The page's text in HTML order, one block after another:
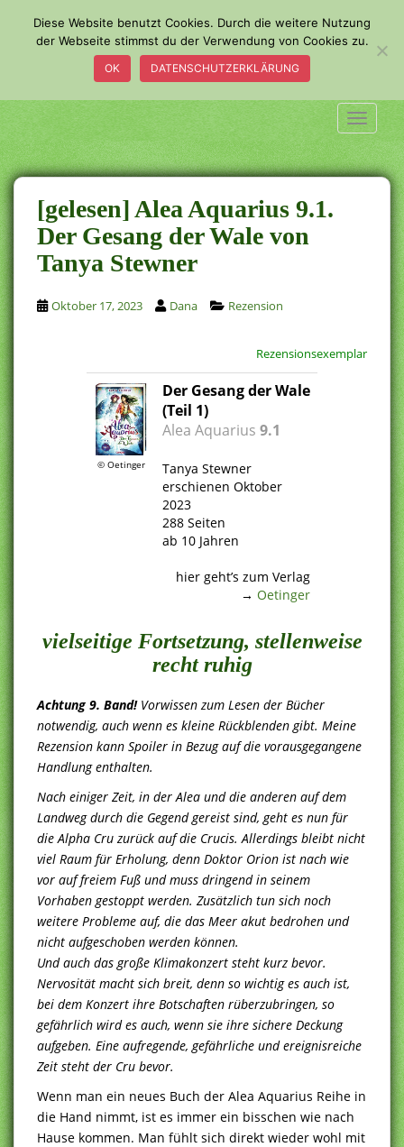
o
m
a
i
n
c
o
n
t
e
n
t
[gelesen] Alea Aquarius 9.1.
Der Gesang der Wale von
Tanya Stewner
Oktober 17, 2023 Dana Rezension
Rezensionsexemplar
© Oetinger
Der Gesang der Wale
(Teil 1)
Alea Aquarius 9.1
Tanya Stewner
erschienen Oktober
2023
288 Seiten
ab 10 Jahren
hier geht’s zum Verlag
→ Oetinger
vielseitige Fortsetzung, stellenweise
recht ruhig
Achtung 9. Band! Vorwissen zum Lesen der Bücher
notwendig, auch wenn es kleine Rückblenden gibt. Meine
Rezension kann Spoiler in Bezug auf die vorausgegangene
Handlung enthalten.
Nach einiger Zeit, in der Alea und die anderen auf dem
Landweg durch die Gegend gereist sind, geht es nun für
die Alpha Cru zurück auf die Crucis. Allerdings bleibt nicht
viel Raum für Erholung, denn Doktor Orion ist nach wie
vor auf freiem Fuß und muss dringend in seinem
Vorhaben gestoppt werden. Zusätzlich tun sich noch
weitere Probleme auf, die das Meer akut bedrohen und
nicht aufgeschoben werden können.
Und auch das große Klimakonzert steht kurz bevor.
Nervosität macht sich breit, denn so wichtig es auch ist,
bei dem Konzert ihre Botschaften rüberzubringen, so
gefährlich wird es auch, wenn sie ihre sichere Deckung
aufgeben. Eine aufregende, gefährliche und ereignisreiche
Zeit steht der Cru bevor.
Wenn man ein neues Buch der Alea Aquarius Reihe in
die Hand nimmt, ist es immer ein bisschen wie nach
Hause kommen. Man fühlt sich direkt wieder wohl mit
Diese Website benutzt Cookies. Durch die weitere Nutzung
der Webseite stimmst du der Verwendung von Cookies zu.
OK DATENSCHUTZERKLÄRUNG